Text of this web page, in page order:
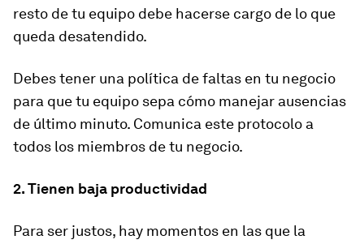
resto de tu equipo debe hacerse cargo de lo que
queda desatendido.
Debes tener una política de faltas en tu negocio
para que tu equipo sepa cómo manejar ausencias
de último minuto. Comunica este protocolo a
todos los miembros de tu negocio.
2. Tienen baja productividad
Para ser justos, hay momentos en las que la